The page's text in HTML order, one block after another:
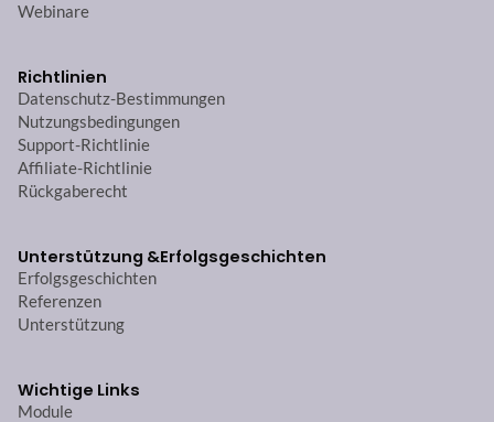
Webinare
Richtlinien
Datenschutz-Bestimmungen
Nutzungsbedingungen
Support-Richtlinie
Affiliate-Richtlinie
Rückgaberecht
Unterstützung &Erfolgsgeschichten
Erfolgsgeschichten
Referenzen
Unterstützung
Wichtige Links
Module